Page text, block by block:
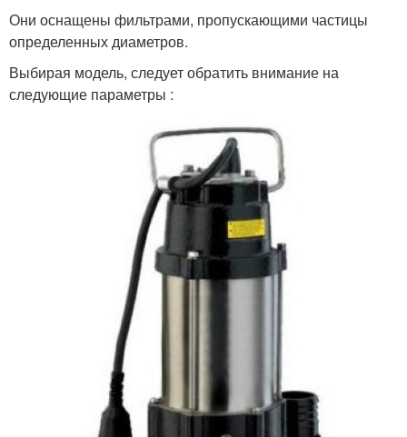
Они оснащены фильтрами, пропускающими частицы
определенных диаметров.
Выбирая модель, следует обратить внимание на
следующие параметры :